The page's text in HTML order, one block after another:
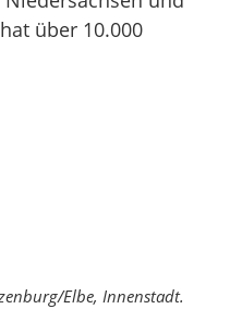
über 10.000
Elbe, Innenstadt.